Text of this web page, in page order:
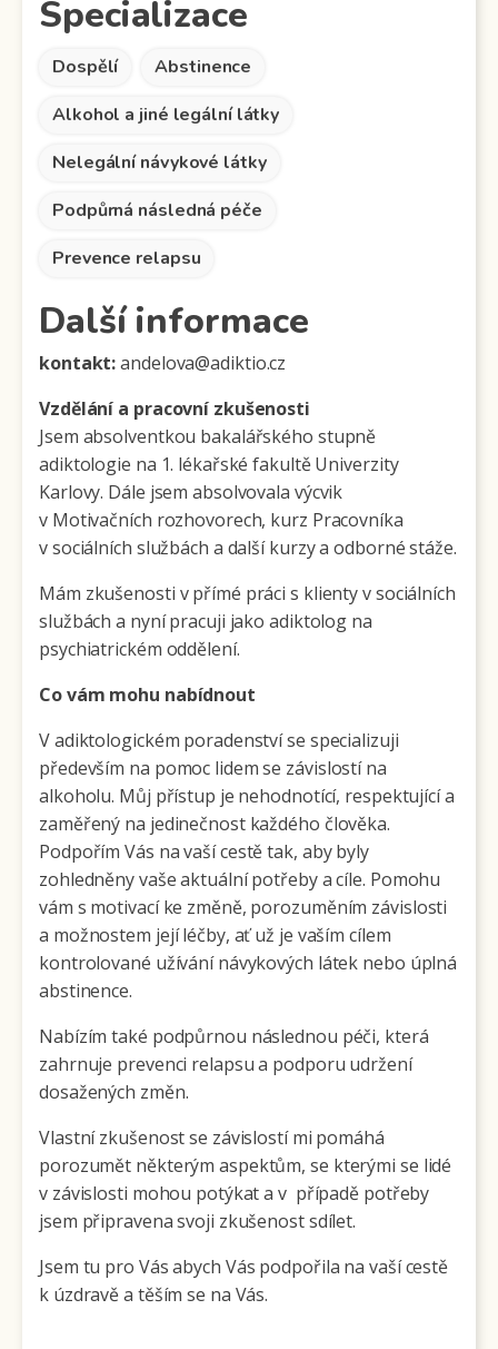
Specializace
Dospělí
Abstinence
Alkohol a jiné legální látky
Nelegální návykové látky
Podpůrná následná péče
Prevence relapsu
Další informace
kontakt:andelova@adiktio.cz
Vzdělání a pracovní zkušenosti
Jsem absolventkou bakalářského stupně
adiktologie na 1. lékařské fakultě Univerzity
Karlovy. Dále jsem absolvovala výcvik
v Motivačních rozhovorech, kurz Pracovníka
v sociálních službách a další kurzy a odborné stáže.
Mám zkušenosti v přímé práci s klienty v sociálních
službách a nyní pracuji jako adiktolog na
psychiatrickém oddělení.
Co vám mohu nabídnout
V adiktologickém poradenství se specializuji
především na pomoc lidem se závislostí na
alkoholu. Můj přístup je nehodnotící, respektující a
zaměřený na jedinečnost každého člověka.
Podpořím Vás na vaší cestě tak, aby byly
zohledněny vaše aktuální potřeby a cíle. Pomohu
vám s motivací ke změně, porozuměním závislosti
a možnostem její léčby, ať už je vaším cílem
kontrolované užívání návykových látek nebo úplná
abstinence.
Nabízím také podpůrnou následnou péči, která
zahrnuje prevenci relapsu a podporu udržení
dosažených změn.
Vlastní zkušenost se závislostí mi pomáhá
porozumět některým aspektům, se kterými se lidé
v závislosti mohou potýkat a v případě potřeby
jsem připravena svoji zkušenost sdílet.
Jsem tu pro Vás abych Vás podpořila na vaší cestě
k úzdravě a těším se na Vás.